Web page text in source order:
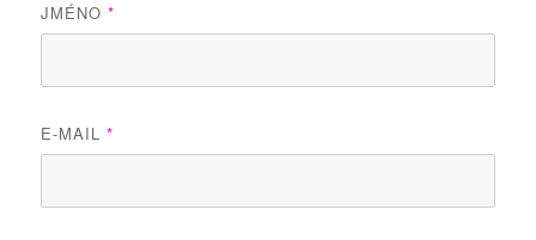
JMÉNO*
E-MAIL*